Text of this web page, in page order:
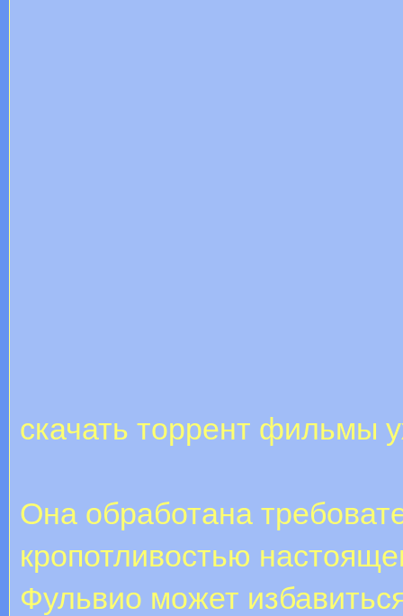
скачать торрент фильмы
Она обработана
кропотливостью
Фульвио может